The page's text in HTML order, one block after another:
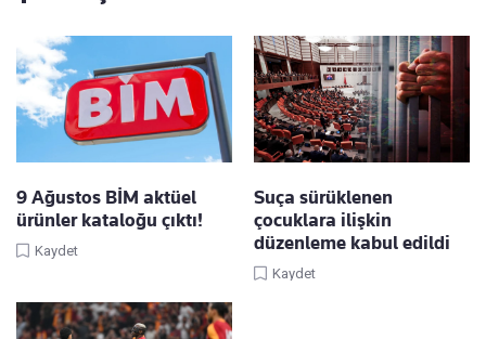
9 Ağustos BİM aktüel
ürünler kataloğu çıktı!
Kaydet
Suça sürüklenen
çocuklara ilişkin
düzenleme kabul edildi
Kaydet